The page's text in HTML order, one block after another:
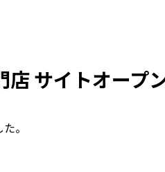
サイトオープ
。